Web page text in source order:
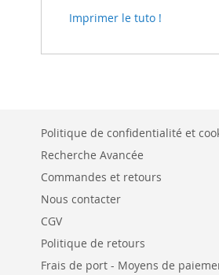
Imprimer le tuto !
Politique de confidentialité et
Recherche Avancée
Commandes et retours
Nous contacter
CGV
Politique de retours
Frais de port - Moyens de